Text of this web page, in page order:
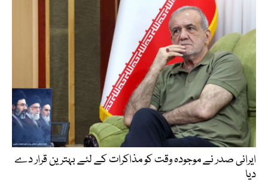
ایرانی صدر نے موجودہ وقت کو مذاکرات کے لئے بہترین قرار دے
دیا